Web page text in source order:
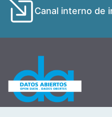
Canal interno de